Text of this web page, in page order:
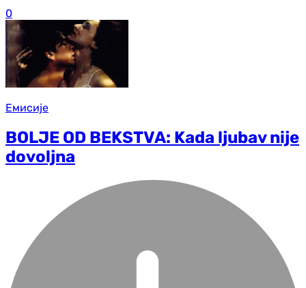
0
Емисије
BOLJE OD BEKSTVA: Kada ljubav nije
dovoljna